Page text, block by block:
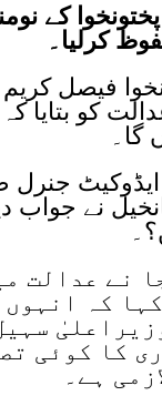
کے
کرلیا۔
فیصل
کو
گا۔
جنرل
نے جواب
نے عدالت
کہ
کا کوئی
ہے۔